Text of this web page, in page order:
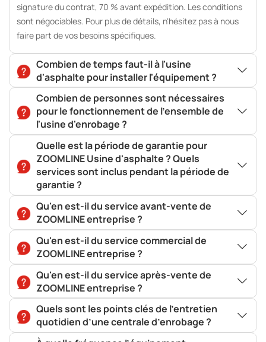
signature du contrat, 70 % avant expédition. Les conditions
sont négociables. Pour plus de détails, n'hésitez pas à nous
faire part de vos besoins spécifiques.
Combien de temps faut-il à l'usine
d'asphalte pour installer l'équipement ?
Combien de personnes sont nécessaires
pour le fonctionnement de l'ensemble de
l'usine d'enrobage ?
Quelle est la période de garantie pour
ZOOMLINE Usine d'asphalte ? Quels
services sont inclus pendant la période de
garantie ?
Qu'en est-il du service avant-vente de
ZOOMLINE entreprise ?
Qu'en est-il du service commercial de
ZOOMLINE entreprise ?
Qu'en est-il du service après-vente de
ZOOMLINE entreprise ?
Quels sont les points clés de l’entretien
quotidien d’une centrale d’enrobage ?